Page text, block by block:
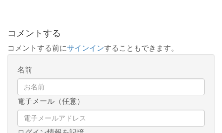
コメントする
コメントする前にサインインすることもできます。
名前
電子メール（任意）